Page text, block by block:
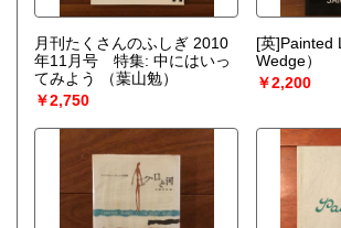
月刊たくさんのふしぎ 2010
年11月号 特集: 中にはいっ
てみよう
（葉山勉）
￥2,750
[英]Painted
Wedge）
￥2,200